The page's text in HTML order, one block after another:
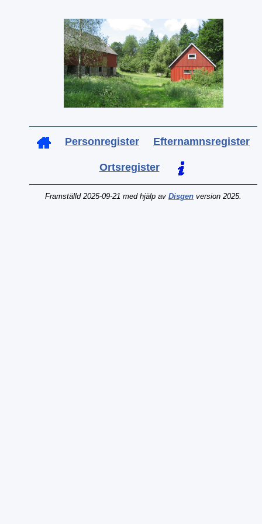
Personregister Efternamnsregister
Ortsregister
Framställd 2025-09-21 med hjälp av Disgen version 2025.